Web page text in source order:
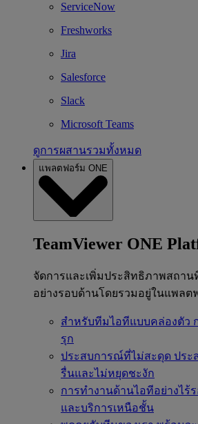
ServiceNow
Freshworks
Jira
Salesforce
Slack
Microsoft Teams
ดูการผสานรวมทั้งหมด
แพลตฟอร์ม ONE
TeamViewer ONE
จัดการและเพิ่มประสิทธิภาพสถา
อย่างรอบด้านโดยรวมอยู่ในแพลต
สำหรับทีมไอทีแบบคล่องตัว
รุก
ประสบการณ์ที่ไม่สะดุด ประ
รื่นและไม่หยุดชะงัก
การทำงานด้านไอทีอย่างไร้
และบริการเหนือชั้น